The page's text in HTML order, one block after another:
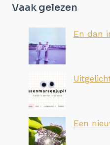
Vaak gelezen
En dan
Een